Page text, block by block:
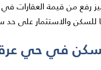
رفع من قيمة العقارات
للسكن والاستثمار على حد
في حي